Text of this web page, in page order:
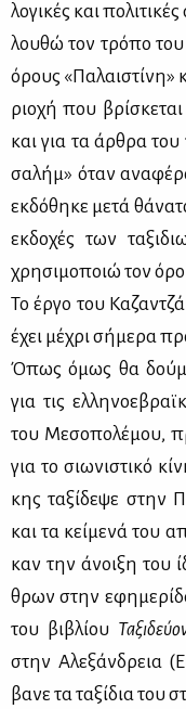
λο­γι­κές και
λου­θώ τον τρό­πο
όρους «Πα­λαι­στί­νη»
ριο­χή που
και για τα άρ­θρα
σα­λήμ» όταν
εκ­δό­θη­κε με­τά
εκ­δο­χές των
χρη­σι­μο­ποιώ τον
Το έρ­γο του
έχει μέ­χρι σή­με­ρα
Όπως όμως θα
για τις
του Με­σο­πο­λέ­μου,
για το σιω­νι­στι­κό
κης τα­ξί­δε­ψε στην
και τα κεί­με­νά του
καν την άνοι­ξη του
θρων στην
του βι­βλί­ου
στην Αλε­ξάν­δρεια
βα­νε τα τα­ξί­δια του